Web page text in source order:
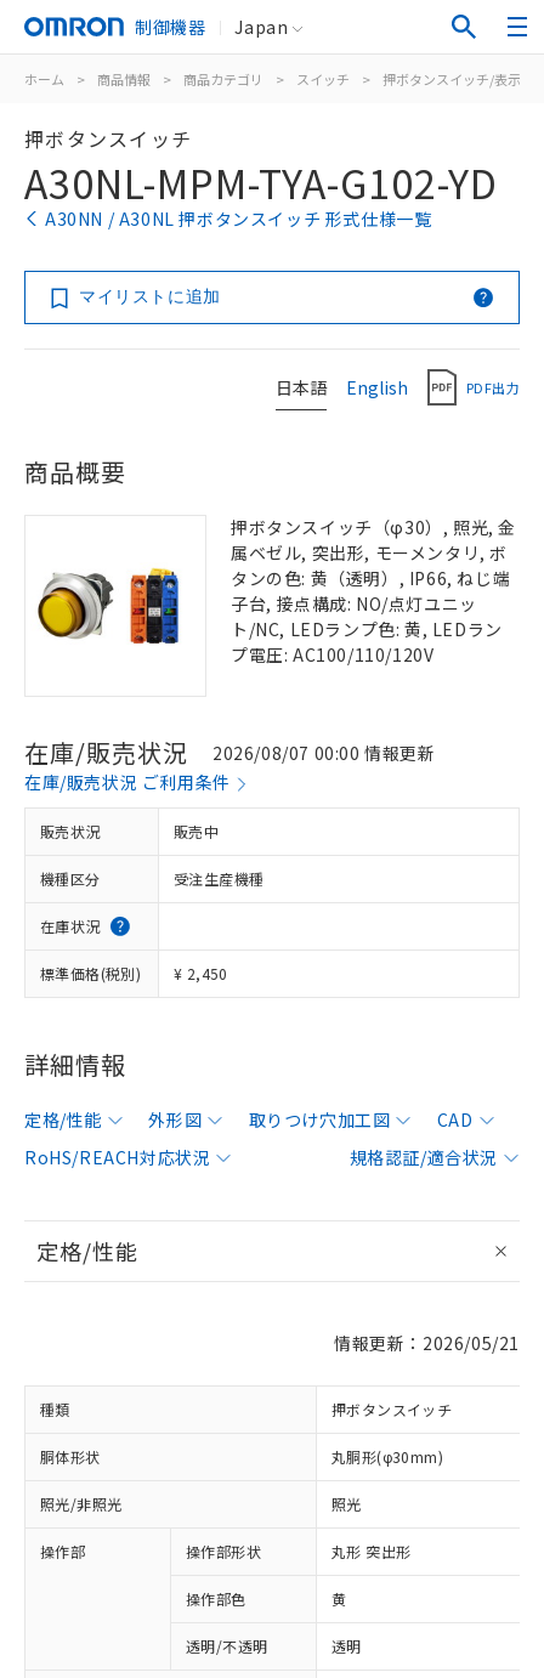
制御機器 Japan
ホーム > 商品情報 > 商品カテゴリ > スイッチ > 押ボタンスイッチ/表示灯
押ボタンスイッチ
A30NL-MPM-TYA-G102-YD
A30NN / A30NL 押ボタンスイッチ 形式仕様一覧
マイリストに追加
日本語 English PDF出力
商品概要
押ボタンスイッチ（φ30）, 照光, 金
属ベゼル, 突出形, モーメンタリ, ボ
タンの色: 黄（透明）, IP66, ねじ端
子台, 接点構成: NO/点灯ユニッ
ト/NC, LEDランプ色: 黄, LEDラン
プ電圧: AC100/110/120V
在庫/販売状況
2026/08/07 00:00 情報更新
在庫/販売状況 ご利用条件
販売状況 販売中
機種区分 受注生産機種
在庫状況
標準価格(税別) ¥ 2,450
詳細情報
定格/性能 外形図 取りつけ穴加工図
CAD
RoHS/REACH対応状況
規格認証/適合状況
定格/性能
情報更新：2026/05/21
種類 押ボタンスイッチ
胴体形状 丸胴形(φ30mm)
照光/非照光 照光
操作部 操作部形状 丸形 突出形
操作部色 黄
透明/不透明 透明